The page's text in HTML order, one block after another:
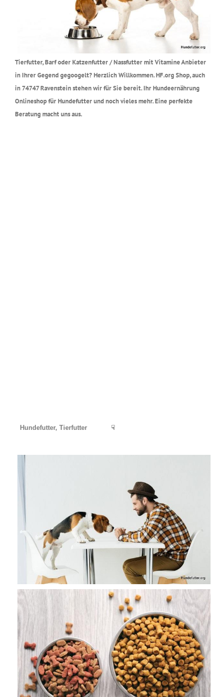
Tierfutter, Barf oder Katzenfutter / Nassfutter mit Vitamine Anbieter
in Ihrer Gegend gegoogelt? Herzlich Willkommen. HF.org Shop, auch
in 74747 Ravenstein stehen wir für Sie bereit. Ihr Hundeernährung
Onlineshop für Hundefutter und noch vieles mehr. Eine perfekte
Beratung macht uns aus.
Hundefutter, Tierfutter ☟